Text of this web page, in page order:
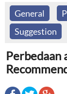
General
Suggestion
Perbedaan